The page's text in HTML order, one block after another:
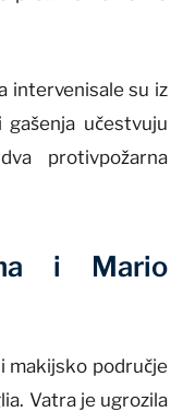
intervenisale su iz
učestvuju
protivpožarna
i Mario
makijsko područje
Vatra je ugrozila